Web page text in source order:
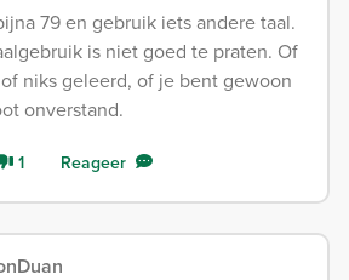
79 en gebruik iets andere taal.
is niet goed te praten. Of
niks geleerd, of je bent gewoon
onverstand.
1 Reageer